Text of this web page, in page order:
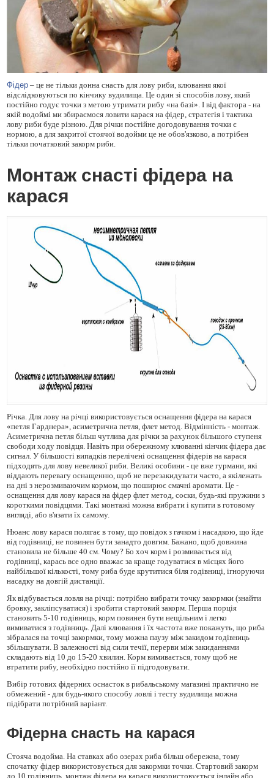
Фідер – це не тільки донна снасть для лову риби, клювання якої
відслідковуються по кінчику вудилища. Це один зі способів лову, який
постійно годує точки з метою утримати рибу «на базі». І від фактора - на
якій водоймі ми збираємося ловити карася на фідер, стратегія і тактика
лову риби буде різною. Для річки постійне догодовування точки є
нормою, а для закритої стоячої водойми це не обов'язково, а потрібен
тільки початковий закорм риби.
Монтаж снасті фідера на
карася
Річка. Для лову на річці використовується оснащення фідера на карася
«петля Гарднера», асиметрична петля, флет метод. Відмінність - монтаж.
Асиметрична петля більш чутлива для річки за рахунок більшого ступеня
свободи ходу повідця. Навіть при обережному клюванні кінчик фідера дає
сигнал. У більшості випадків перелічені оснащення фідерів на карася
підходять для лову невеликої риби. Великі особини - це вже гурмани, які
віддають перевагу оснащенню, щоб не перезакидувати часто, а якілежать
на дні з нерозмиваючим кормом, що поширює смачні аромати. Це -
оснащення для лову карася на фідер флет метод, соски, будь-які пружини з
короткими повідцями. Такі монтажі можна вибрати і купити в готовому
вигляді, або в'язати їх самому.
Нюанс лову карася полягає в тому, що повідок з гачком і насадкою, що йде
від годівниці, не повинен бути занадто довгим. Бажано, щоб довжина
становила не більше 40 см. Чому? Бо хоч корм і розмивається від
годівниці, карась все одно вважає за краще годуватися в місцях його
найбільшої кількості, тому риба буде крутитися біля годівниці, ігноруючи
насадку на довгій дистанції.
Як відбувається ловля на річці: потрібно вибрати точку закормки (знайти
бровку, закліпсуватися) і зробити стартовий закорм. Перша порція
становить 5-10 годівниць, корм повинен бути нещільним і легко
вимиватися з годівниць. Далі клювання і їх частота вже покажуть, що риба
зібралася на точці закормки, тому можна паузу між закидом годівниць
збільшувати. В залежності від сили течії, перерви між закиданнями
складають від 10 до 15-20 хвилин. Корм вимивається, тому щоб не
втратити рибу, необхідно постійно її підгодовувати.
Вибір готових фідерних оснасток в рибальському магазині практично не
обмежений - для будь-якого способу ловлі і тесту вудилища можна
підібрати потрібний варіант.
Фідерна снасть на карася
Стояча водойма. На ставках або озерах риба більш обережна, тому
спочатку фідер використовується для закормки точки. Стартовий закорм
до 10 годівниць, монтаж фідера на карася використовується інлайн або